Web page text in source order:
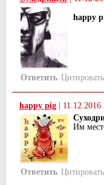
happy
Ответить Цитировать
happy pig 11.12.2016
Им
Ответить Цитировать